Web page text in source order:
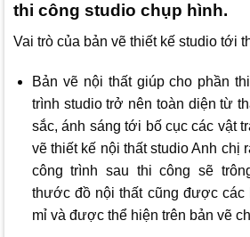
thi công studio chụp hình.
Vai trò của bản vẽ thiết kế studio tới
Bản vẽ nội thất giúp cho phần
trình studio trở nên toàn diện từ
sắc, ánh sáng tới bố cục các vật
vẽ thiết kế nội thất studio Anh chị
công trình sau thi công sẽ
thước đồ nội thất cũng được các
mỉ và được thể hiện trên bản vẽ